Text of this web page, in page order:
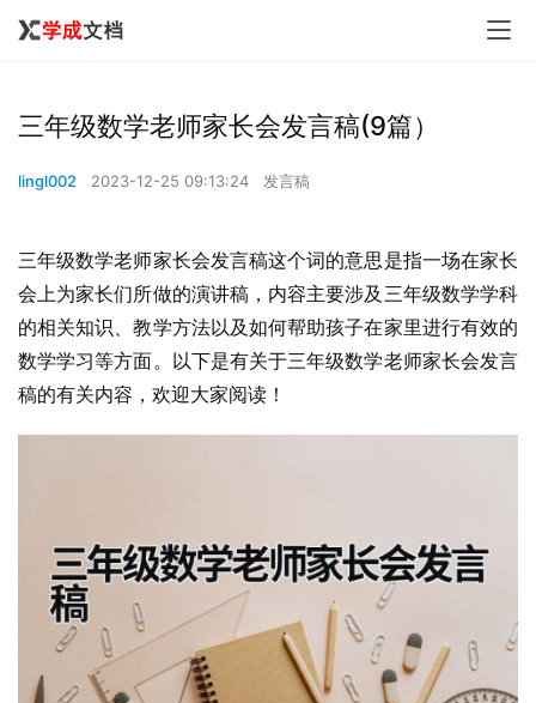
三年级数学老师家长会发言稿(9篇）
lingl002 2023-12-25 09:13:24 发言稿
三年级数学老师家长会发言稿这个词的意思是指一场在家长
会上为家长们所做的演讲稿，内容主要涉及三年级数学学科
的相关知识、教学方法以及如何帮助孩子在家里进行有效的
数学学习等方面。以下是有关于三年级数学老师家长会发言
稿的有关内容，欢迎大家阅读！